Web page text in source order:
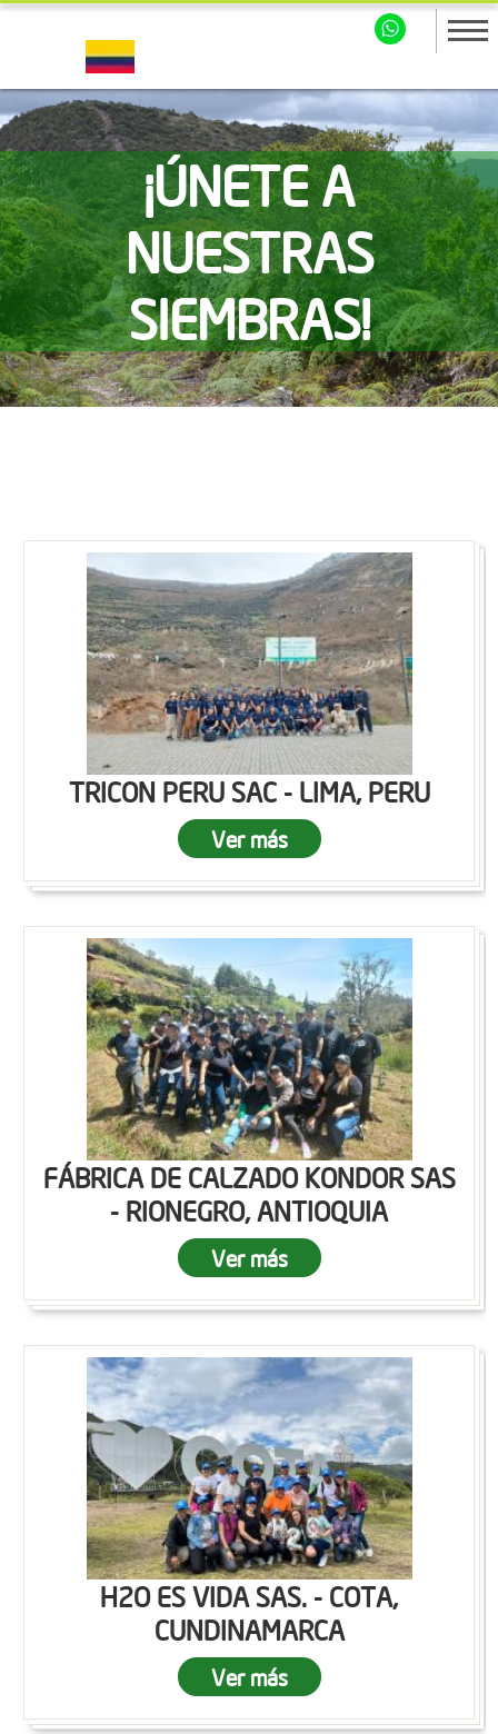
¡ÚNETE A
NUESTRAS
SIEMBRAS!
TRICON PERU SAC - LIMA, PERU
Ver más
FÁBRICA DE CALZADO KONDOR SAS
- RIONEGRO, ANTIOQUIA
Ver más
H2O ES VIDA SAS. - COTA,
CUNDINAMARCA
Ver más